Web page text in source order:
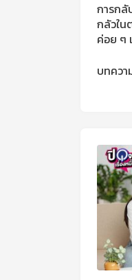
การกลั
กลัวใ
ค่อย ๆ
ต้นแก้ไ
บทควา